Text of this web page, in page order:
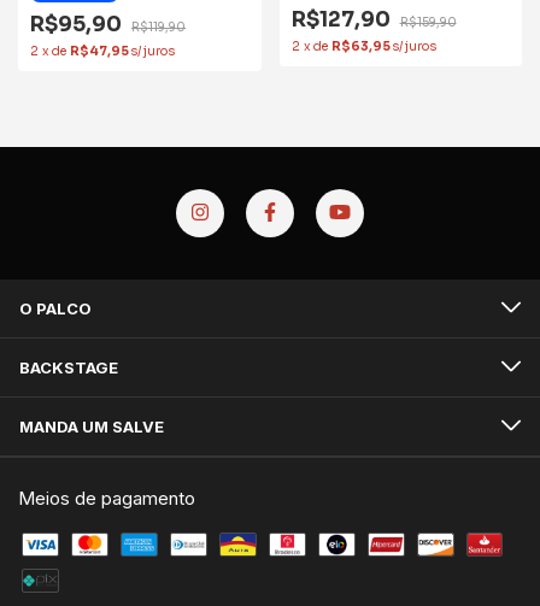
R$95,90
R$119,90
2 x de R$47,95
R$127,90
R$159,90
2 x de R$63,95
O PALCO
BACKSTAGE
MANDA UM SALVE
Meios de pagamento